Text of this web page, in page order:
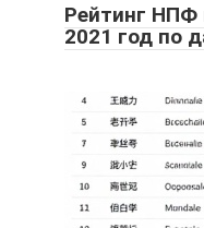
Рейтинг НПФ
2021 год по